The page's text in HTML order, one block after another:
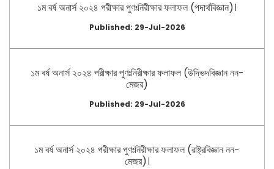
১ম বর্ষ অনার্স ২০২৪ পরীক্ষার পুণঃনিরীক্ষার ফলাফল (পদার্থবিজ্ঞান)।
Published: 29-Jul-2026
১ম বর্ষ অনার্স ২০২৪ পরীক্ষার পুণঃনিরীক্ষার ফলাফল (উদ্ভিদবিজ্ঞান নন-
মেজর)
Published: 29-Jul-2026
১ম বর্ষ অনার্স ২০২৪ পরীক্ষার পুণঃনিরীক্ষার ফলাফল (রাষ্ট্রবিজ্ঞান নন-
মেজর)।